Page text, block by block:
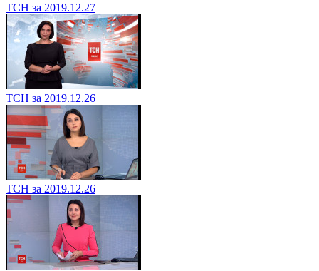
ТСН за 2019.12.27
ТСН за 2019.12.26
ТСН за 2019.12.26